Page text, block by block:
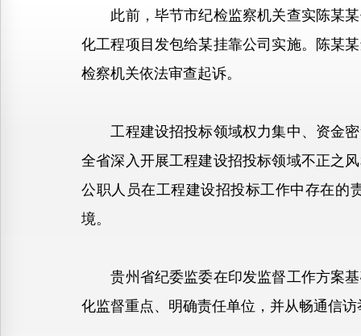
此前，毕节市纪检监察机关查实陈某某
化工程项目发包给某挂靠公司实施。陈某
检察机关依法审查起诉。
工程建设招投标领域权力集中、资金密
全省深入开展工程建设招投标领域不正之
公职人员在工程建设招投标工作中存在的
境。
贵州省纪委监委在印发监督工作方案基
化监督重点、明确责任单位，并从畅通信